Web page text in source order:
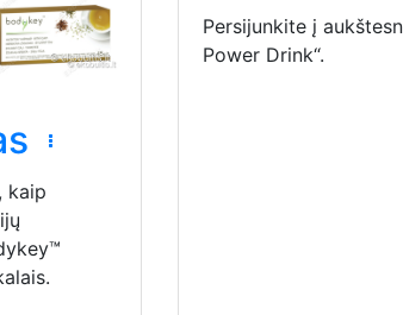
kaip
Persijunkite į
Power Drink“.